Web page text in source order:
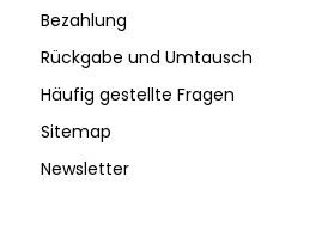
Bezahlung
Rückgabe und Umtausch
Häufig gestellte Fragen
Sitemap
Newsletter